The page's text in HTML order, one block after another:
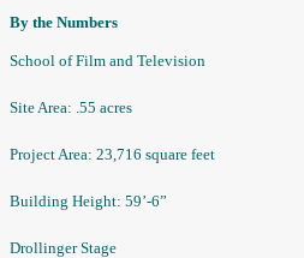
By the Numbers
School of Film and Television
Site Area: .55 acres
Project Area: 23,716 square feet
Building Height: 59’-6”
Drollinger Stage